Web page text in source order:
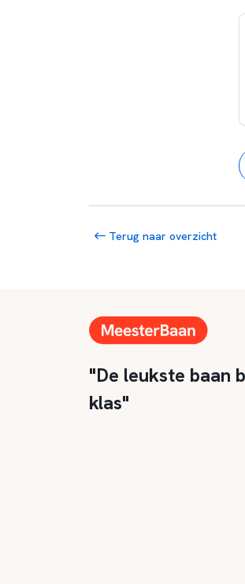
Terug naar overzicht
"De leukste baan
klas"